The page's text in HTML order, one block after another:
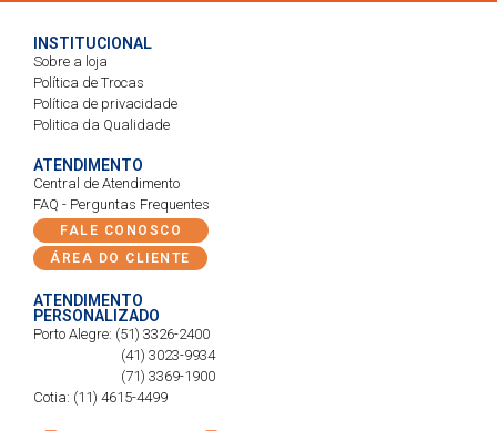
INSTITUCIONAL
Sobre a loja
Política de Trocas
Política de privacidade
Politica da Qualidade
ATENDIMENTO
Central de Atendimento
FAQ - Perguntas Frequentes
FALE CONOSCO
ÁREA DO CLIENTE
ATENDIMENTO
PERSONALIZADO
Porto Alegre: (51) 3326-2400
(41) 3023-9934
(71) 3369-1900
Cotia: (11) 4615-4499